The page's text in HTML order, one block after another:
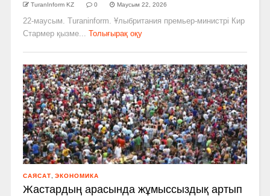
TuranInform KZ 0 Маусым 22, 2026
22-маусым. Turaninform. Ұлыбритания премьер-министрі Кир
Стармер қызме...
Толығырақ оқу
САЯСАТ ЭКОНОМИКА
Жастардың арасында жұмыссыздық артып